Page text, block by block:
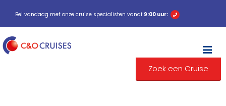
Bel vandaag met onze cruise specialisten vanaf 9:00 uur:
Zoek een Cruise